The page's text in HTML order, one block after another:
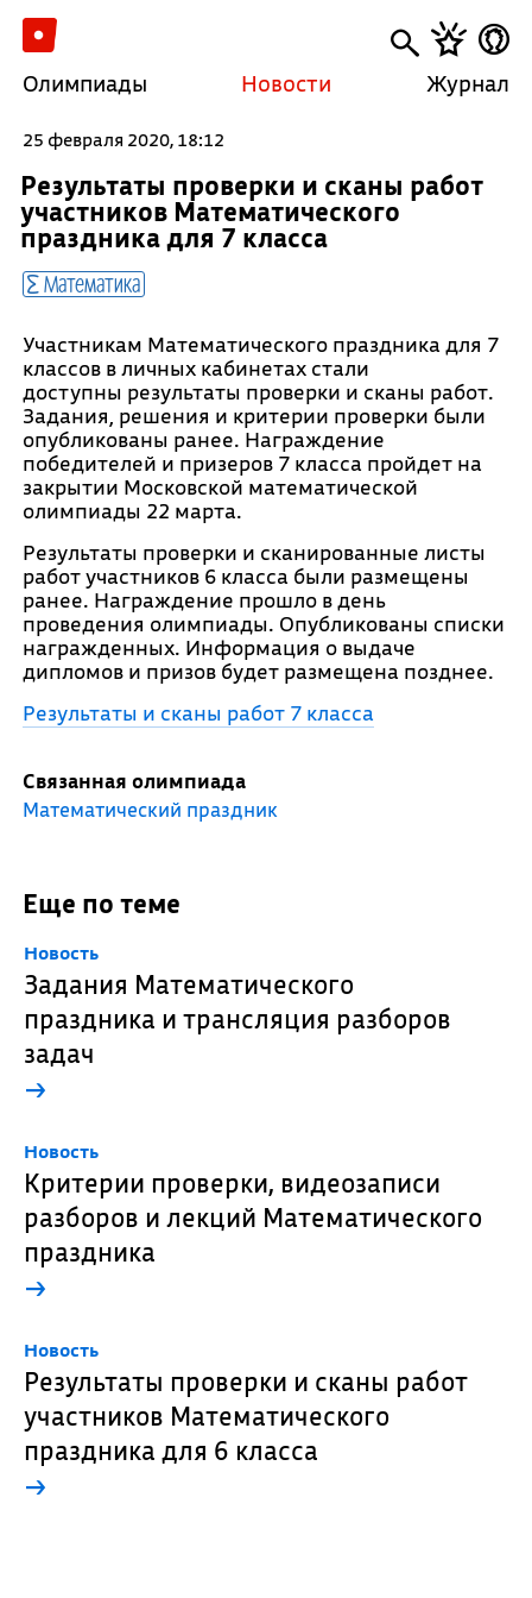
Олимпиады Новости Журнал
25 февраля 2020, 18:12
Результаты проверки и сканы работ
участников Математического
праздника для 7 класса
Математика
Участникам Математического праздника для 7
классов в личных кабинетах стали
доступны результаты проверки и сканы работ.
Задания, решения и критерии проверки были
опубликованы ранее. Награждение
победителей и призеров 7 класса пройдет на
закрытии Московской математической
олимпиады 22 марта.
Результаты проверки и сканированные листы
работ участников 6 класса были размещены
ранее. Награждение прошло в день
проведения олимпиады. Опубликованы списки
награжденных. Информация о выдаче
дипломов и призов будет размещена позднее.
Результаты и сканы работ 7 класса
Связанная олимпиада
Математический праздник
Еще по теме
Новость
Задания Математического
праздника и трансляция разборов
задач
→
Новость
Критерии проверки, видеозаписи
разборов и лекций Математического
праздника
→
Новость
Результаты проверки и сканы работ
участников Математического
праздника для 6 класса
→